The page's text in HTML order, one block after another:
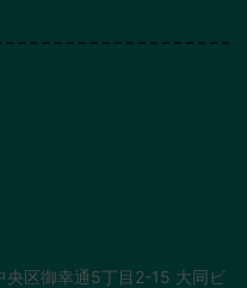
区御幸通5丁目2-15 大同ビ